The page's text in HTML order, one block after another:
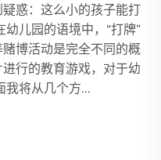
惑：这么小的孩子能打
儿园的语境中，“打牌”
博活动是完全不同的概
行的教育游戏，对于幼
我将从几个方...